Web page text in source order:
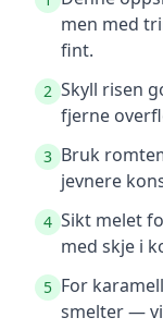
men med
fint.
2 Skyll risen
fjerne
3 Bruk
jevnere
4 Sikt melet
med skje i
5 For
smelter —